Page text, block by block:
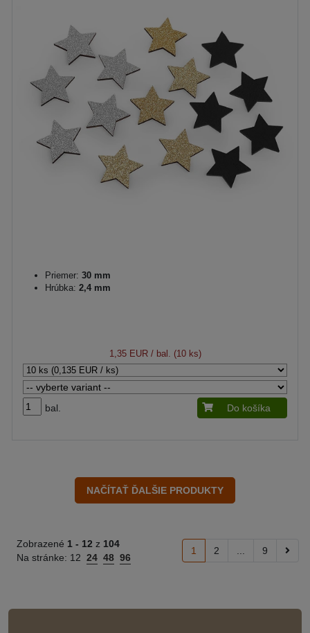
Priemer: 30 mm
Hrúbka: 2,4 mm
1,35 EUR/ bal. (10 ks)
bal. Do košíka
Zobrazené 1 - 12 z 104
Na stránke: 12 24 48 96
1 2 9